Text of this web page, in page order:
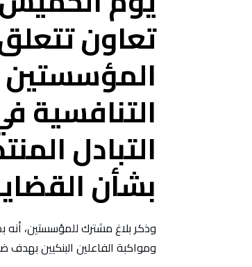
تعاون تتعلق
المؤسستين
التنافسية
التبادل
بشأن
وذكر بلاغ مشترك للمؤسستين، أنه
ومواكبة الفاعلين البنكيين بهدف